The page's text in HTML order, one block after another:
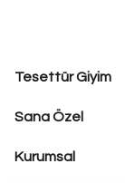
Tesettür Giyim
Sana Özel
Kurumsal